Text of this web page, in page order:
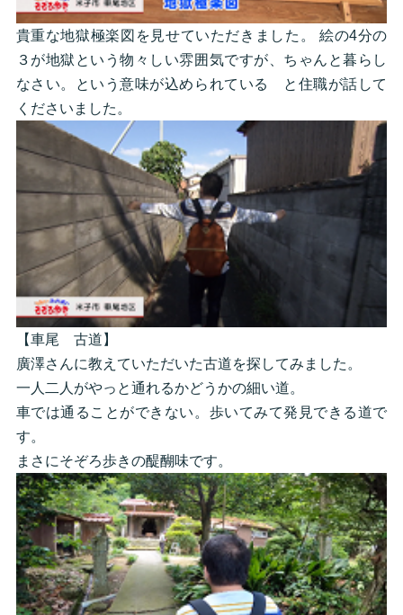
貴重な地獄極楽図を見せていただきました。 絵の4分の
３が地獄という物々しい雰囲気ですが、ちゃんと暮らし
なさい。という意味が込められている と住職が話して
くださいました。
【車尾 古道】
廣澤さんに教えていただいた古道を探してみました。
一人二人がやっと通れるかどうかの細い道。
車では通ることができない。歩いてみて発見できる道で
す。
まさにそぞろ歩きの醍醐味です。